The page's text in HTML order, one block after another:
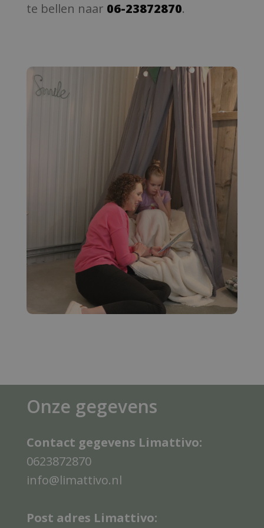
te bellen naar 06-23872870.
Onze gegevens
Contact gegevens Limattivo:
0623872870
info@limattivo.nl
Post adres Limattivo: